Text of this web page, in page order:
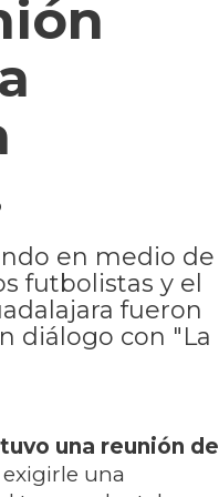
en medio de
futbolistas y el
fueron
diálogo con "La
una reunión de
una